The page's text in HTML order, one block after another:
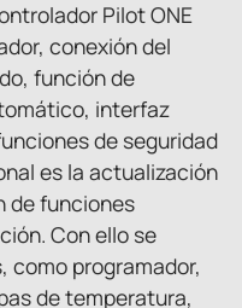
Pilot ONE
conexión del
función de
interfaz
de seguridad
es la actualización
de funciones
Con ello se
como programador,
de temperatura,